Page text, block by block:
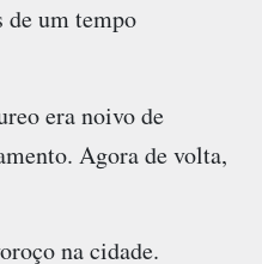
de um tempo
era noivo de
Agora de volta,
na cidade.